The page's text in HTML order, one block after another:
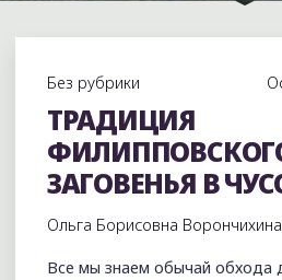
Без рубрики
ТРАДИЦИЯ
ЗАГОВЕНЬЯ В
Ольга Борисовна Ворончихина
Все мы знаем обычай обхода